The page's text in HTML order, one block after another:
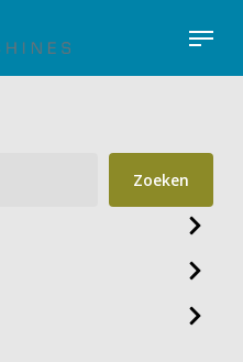
Menu
Zoeken
Close